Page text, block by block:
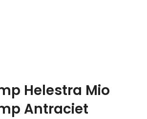
Helestra Mio
Antraciet